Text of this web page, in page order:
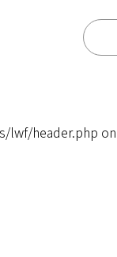
lwf/header.php